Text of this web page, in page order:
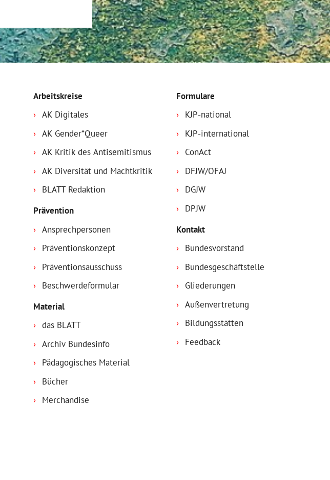
Arbeitskreise
AK Digitales
AK Gender*Queer
AK Kritik des Antisemitismus
AK Diversität und Machtkritik
BLATT Redaktion
Prävention
Ansprechpersonen
Präventionskonzept
Präventionsausschuss
Beschwerdeformular
Material
das BLATT
Archiv Bundesinfo
Pädagogisches Material
Bücher
Merchandise
Formulare
KJP-national
KJP-international
ConAct
DFJW/OFAJ
DGJW
DPJW
Kontakt
Bundesvorstand
Bundesgeschäftstelle
Gliederungen
Außenvertretung
Bildungsstätten
Feedback